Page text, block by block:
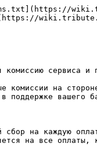
сервиса и
комиссии на
поддержке вашего
сбор на каждую
на все оплаты,